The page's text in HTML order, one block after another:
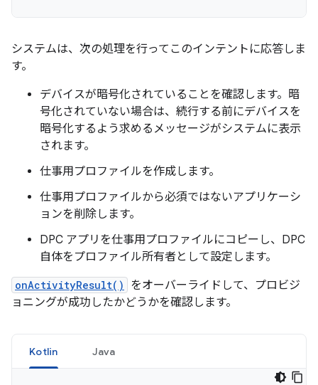
システムは、次の処理を行ってこのインテントに応答しま
す。
デバイスが暗号化されていることを確認します。暗
号化されていない場合は、続行する前にデバイスを
暗号化するよう求めるメッセージがシステムに表示
されます。
仕事用プロファイルを作成します。
仕事用プロファイルから必須ではないアプリケーシ
ョンを削除します。
DPC アプリを仕事用プロファイルにコピーし、DPC
自体をプロファイル所有者として設定します。
onActivityResult()
をオーバーライドして、プロビジ
ョニングが成功したかどうかを確認します。
Kotlin Java